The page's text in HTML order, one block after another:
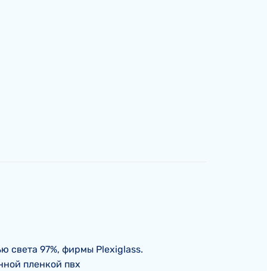
света 97%, фирмы Plexiglass.
пленкой пвх